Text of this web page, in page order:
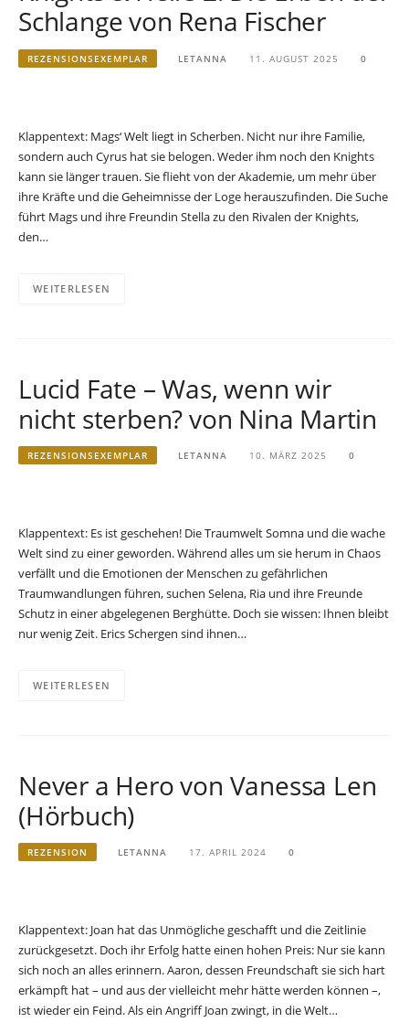
Schlange von Rena Fischer
REZENSIONSEXEMPLAR LETANNA 11. AUGUST 2025 0
Klappentext: Mags‘ Welt liegt in Scherben. Nicht nur ihre Familie,
sondern auch Cyrus hat sie belogen. Weder ihm noch den Knights
kann sie länger trauen. Sie flieht von der Akademie, um mehr über
ihre Kräfte und die Geheimnisse der Loge herauszufinden. Die Suche
führt Mags und ihre Freundin Stella zu den Rivalen der Knights,
den…
WEITERLESEN
Lucid Fate – Was, wenn wir
nicht sterben? von Nina Martin
REZENSIONSEXEMPLAR LETANNA 10. MÄRZ 2025 0
Klappentext: Es ist geschehen! Die Traumwelt Somna und die wache
Welt sind zu einer geworden. Während alles um sie herum in Chaos
verfällt und die Emotionen der Menschen zu gefährlichen
Traumwandlungen führen, suchen Selena, Ria und ihre Freunde
Schutz in einer abgelegenen Berghütte. Doch sie wissen: Ihnen bleibt
nur wenig Zeit. Erics Schergen sind ihnen…
WEITERLESEN
Never a Hero von Vanessa Len
(Hörbuch)
REZENSION LETANNA 17. APRIL 2024 0
Klappentext: Joan hat das Unmögliche geschafft und die Zeitlinie
zurückgesetzt. Doch ihr Erfolg hatte einen hohen Preis: Nur sie kann
sich noch an alles erinnern. Aaron, dessen Freundschaft sie sich hart
erkämpft hat – und aus der vielleicht mehr hätte werden können –,
ist wieder ein Feind. Als ein Angriff Joan zwingt, in die Welt…